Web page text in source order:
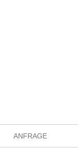
ANFRAGE